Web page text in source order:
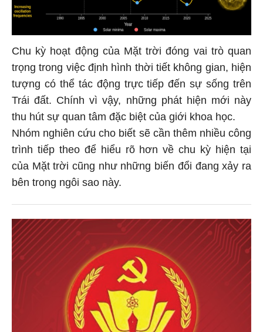
Chu kỳ hoạt động của Mặt trời đóng vai trò quan
trọng trong việc định hình thời tiết không gian, hiện
tượng có thể tác động trực tiếp đến sự sống trên
Trái đất. Chính vì vậy, những phát hiện mới này
thu hút sự quan tâm đặc biệt của giới khoa học.
Nhóm nghiên cứu cho biết sẽ cần thêm nhiều công
trình tiếp theo để hiểu rõ hơn về chu kỳ hiện tại
của Mặt trời cũng như những biến đổi đang xảy ra
bên trong ngôi sao này.